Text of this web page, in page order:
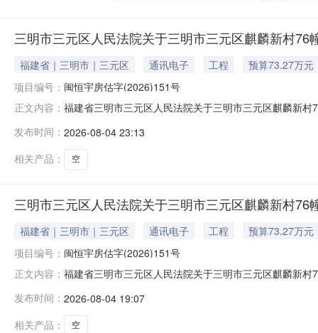
三明市三元区人民法院关于三明市三元区麒麟新村76
福建省｜三明市｜三元区 通讯电子 工程
预算73.27万元
项目编号： 闽恒宇房估字(2026)151号
正文内容： 福建省三明市三元区人民法院关于三明市三元区麒麟新
室房产;不动产权证号：闽（2020）三明市不动产权第
发布时间： 2026-08-04 23:13
相关产品：
空
三明市三元区人民法院关于三明市三元区麒麟新村76
福建省｜三明市｜三元区 通讯电子 工程
预算73.27万元
项目编号： 闽恒宇房估字(2026)151号
正文内容： 福建省三明市三元区人民法院关于三明市三元区麒麟新
室房产;不动产权证号：闽（2020）三明市不动产权第
发布时间： 2026-08-04 19:07
相关产品：
空